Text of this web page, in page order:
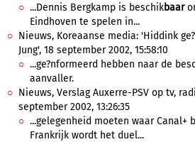
...Dennis Bergkamp is beschikbaar
Eindhoven te spelen in...
Nieuws, Koreaanse media: 'Hiddink
Jung', 18 september 2002, 15:58:10
...ge?nformeerd hebben naar de
aanvaller.
Nieuws, Verslag Auxerre-PSV op tv,
september 2002, 13:26:35
...gelegenheid moeten waar Canal+
Frankrijk wordt het duel...